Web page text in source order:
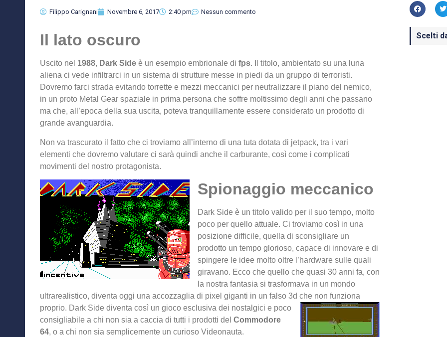
Filippo Carignani Novembre 6, 2017 2:40 pm Nessun commento
Il lato oscuro
Uscito nel 1988, Dark Side è un esempio embrionale di fps. Il titolo, ambientato su una luna
aliena ci vede infiltrarci in un sistema di strutture messe in piedi da un gruppo di terroristi.
Dovremo farci strada evitando torrette e mezzi meccanici per neutralizzare il piano del nemico,
in un proto Metal Gear spaziale in prima persona che soffre moltissimo degli anni che passano
ma che, all’epoca della sua uscita, poteva tranquillamente essere considerato un prodotto di
grande avanguardia.
Non va trascurato il fatto che ci troviamo all’interno di una tuta dotata di jetpack, tra i vari
elementi che dovremo valutare ci sarà quindi anche il carburante, così come i complicati
movimenti del nostro protagonista.
Spionaggio meccanico
Dark Side è un titolo valido per il suo tempo, molto
poco per quello attuale. Ci troviamo così in una
posizione difficile, quella di sconsigliare un
prodotto un tempo glorioso, capace di innovare e di
spingere le idee molto oltre l’hardware sulle quali
giravano. Ecco che quello che quasi 30 anni fa, con
la nostra fantasia si trasformava in un mondo
ultrarealistico, diventa oggi una accozzaglia di pixel giganti in un falso 3d che non funziona
proprio. Dark Side diventa così un gioco esclusiva dei nostalgici e poco
consigliabile a chi non sia a caccia di tutti i prodotti del Commodore
64, o a chi non sia semplicemente un curioso Videonauta.
Scelti